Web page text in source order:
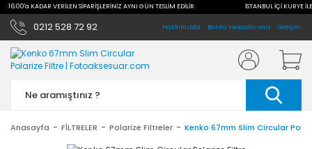
16:00'a KADAR VERİLEN SİPARİŞLERİNİZ AYNI GÜN TESLİM EDİLİR. İSTANBUL İÇİ KURYE
0212 528 72 92 Hakkımızda Banka Hesaplarımız İletişim
Anasayfa FİLTRELER Polarize Filtreler Kenko 67mm Slim Circular